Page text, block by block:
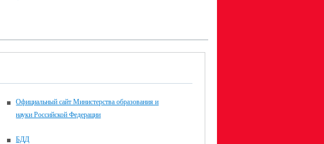
Официальный сайт Министерства образования и
науки Российской Федерации
БДД